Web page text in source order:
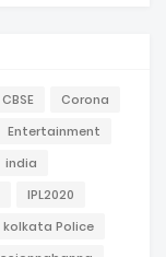
CBSE
Corona
Entertainment
india
IPL2020
kolkata Police